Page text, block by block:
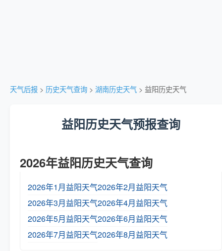
天气后报 > 历史天气查询 > 湖南历史天气 > 益阳历史天气
益阳历史天气预报查询
2026年益阳历史天气查询
2026年1月益阳天气2026年2月益阳天气
2026年3月益阳天气2026年4月益阳天气
2026年5月益阳天气2026年6月益阳天气
2026年7月益阳天气2026年8月益阳天气